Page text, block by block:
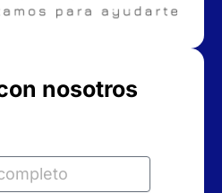
nosotros